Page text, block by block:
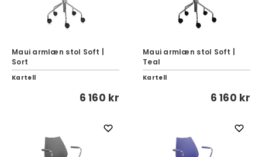
Maui armlæn stol Soft |
Sort
Kartell
6 160 kr
Maui armlæn stol Soft |
Teal
Kartell
6 160 kr